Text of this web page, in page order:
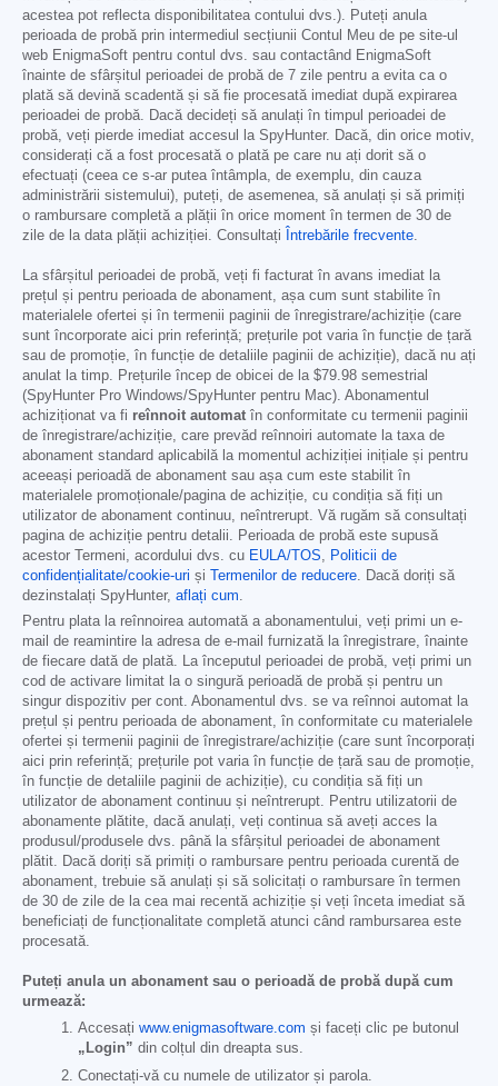
acestea pot reflecta disponibilitatea contului dvs.). Puteți anula
perioada de probă prin intermediul secțiunii Contul Meu de pe site-ul
web EnigmaSoft pentru contul dvs. sau contactând EnigmaSoft
înainte de sfârșitul perioadei de probă de 7 zile pentru a evita ca o
plată să devină scadentă și să fie procesată imediat după expirarea
perioadei de probă. Dacă decideți să anulați în timpul perioadei de
probă, veți pierde imediat accesul la SpyHunter. Dacă, din orice motiv,
considerați că a fost procesată o plată pe care nu ați dorit să o
efectuați (ceea ce s-ar putea întâmpla, de exemplu, din cauza
administrării sistemului), puteți, de asemenea, să anulați și să primiți
o rambursare completă a plății în orice moment în termen de 30 de
zile de la data plății achiziției. Consultați
Întrebările frecvente.
La sfârșitul perioadei de probă, veți fi facturat în avans imediat la
prețul și pentru perioada de abonament, așa cum sunt stabilite în
materialele ofertei și în termenii paginii de înregistrare/achiziție (care
sunt încorporate aici prin referință; prețurile pot varia în funcție de țară
sau de promoție, în funcție de detaliile paginii de achiziție), dacă nu ați
anulat la timp. Prețurile încep de obicei de la $79.98 semestrial
(SpyHunter Pro Windows/SpyHunter pentru Mac). Abonamentul
achiziționat va fi reînnoit automat în conformitate cu termenii paginii
de înregistrare/achiziție, care prevăd reînnoiri automate la taxa de
abonament standard aplicabilă la momentul achiziției inițiale și pentru
aceeași perioadă de abonament sau așa cum este stabilit în
materialele promoționale/pagina de achiziție, cu condiția să fiți un
utilizator de abonament continuu, neîntrerupt. Vă rugăm să consultați
pagina de achiziție pentru detalii. Perioada de probă este supusă
acestor Termeni, acordului dvs. cu EULA/TOS, Politicii de
confidențialitate/cookie-uri și Termenilor de reducere. Dacă doriți să
dezinstalați SpyHunter, aflați cum.
Pentru plata la reînnoirea automată a abonamentului, veți primi un e-
mail de reamintire la adresa de e-mail furnizată la înregistrare, înainte
de fiecare dată de plată. La începutul perioadei de probă, veți primi un
cod de activare limitat la o singură perioadă de probă și pentru un
singur dispozitiv per cont. Abonamentul dvs. se va reînnoi automat la
prețul și pentru perioada de abonament, în conformitate cu materialele
ofertei și termenii paginii de înregistrare/achiziție (care sunt încorporați
aici prin referință; prețurile pot varia în funcție de țară sau de promoție,
în funcție de detaliile paginii de achiziție), cu condiția să fiți un
utilizator de abonament continuu și neîntrerupt. Pentru utilizatorii de
abonamente plătite, dacă anulați, veți continua să aveți acces la
produsul/produsele dvs. până la sfârșitul perioadei de abonament
plătit. Dacă doriți să primiți o rambursare pentru perioada curentă de
abonament, trebuie să anulați și să solicitați o rambursare în termen
de 30 de zile de la cea mai recentă achiziție și veți înceta imediat să
beneficiați de funcționalitate completă atunci când rambursarea este
procesată.
Puteți anula un abonament sau o perioadă de probă după cum
urmează:
Accesați www.enigmasoftware.com și faceți clic pe butonul
„Login” din colțul din dreapta sus.
Conectați-vă cu numele de utilizator și parola.